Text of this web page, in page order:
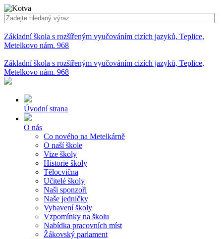
Základní škola s rozšířeným vyučováním cizích jazyků, Teplice,
Metelkovo nám. 968
Základní škola s rozšířeným vyučováním cizích jazyků, Teplice,
Metelkovo nám. 968
Úvodní strana
O nás
Co nového na Metelkárně
O naší škole
Vize školy
Historie školy
Tělocvična
Učitelé školy
Naši sponzoři
Naše jedničky
Vybavení školy
Vzpomínky na školu
Nabídka pracovních míst
Žákovský parlament